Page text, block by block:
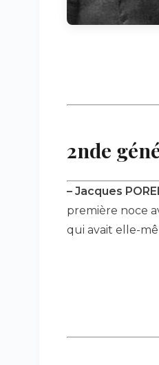
2nde
– Jacques
première noce
qui avait elle-